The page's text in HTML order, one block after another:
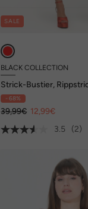
SALE
BLACK COLLECTION
Strick-Bustier,
Ausschnitt, breite Träger
- 68%
39,99€ 12,99€
3.5
(2)